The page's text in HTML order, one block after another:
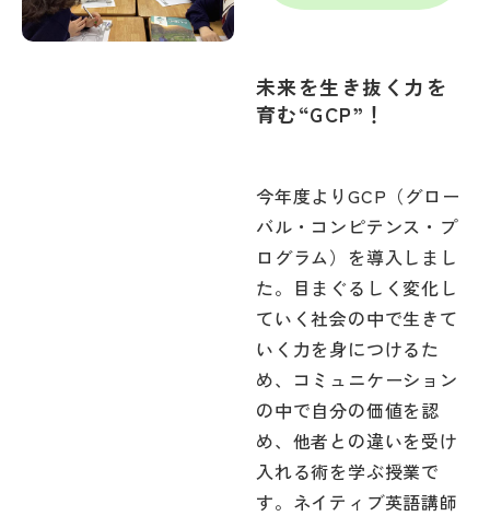
未来を生き抜く力を
育む“GCP”！
今年度よりGCP（グロー
バル・コンピテンス・プ
ログラム）を導入しまし
た。目まぐるしく変化し
ていく社会の中で生きて
いく力を身につけるた
め、コミュニケーション
の中で自分の価値を認
め、他者との違いを受け
入れる術を学ぶ授業で
す。ネイティブ英語講師